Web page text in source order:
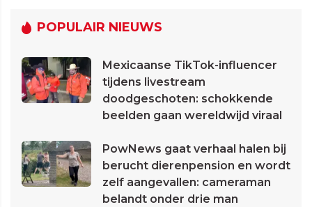
POPULAIR NIEUWS
Mexicaanse TikTok-influencer
tijdens livestream
doodgeschoten: schokkende
beelden gaan wereldwijd viraal
PowNews gaat verhaal halen bij
berucht dierenpension en wordt
zelf aangevallen: cameraman
belandt onder drie man